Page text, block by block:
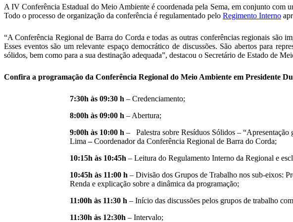
A IV Conferência Estadual do Meio Ambiente é coordenada pela Sema, em conjunto com
Todo o processo de organização da conferência é regulamentado pelo Regimento Interno
“A Conferência Regional de Barra do Corda e todas as outras conferências regionais são
Esses eventos são um relevante espaço democrático de discussões. São abertos para
sólidos, bem como para a sua destinação adequada”, destacou o Secretário de Estado de
Confira a programação da Conferência Regional do Meio Ambiente em Presidente
7:30h às 09:30 h – Credenciamento;
8:00h às 09:00 h – Abertura;
9:00h às 10:00 h – Palestra sobre Resíduos Sólidos –
Lima –Coordenador da Conferência Regional de Barra do Corda;
10:15h às 10:45h – Leitura do Regulamento Interno da Regional e
10:45h às 11:00 h – Divisão dos Grupos de Trabalho nos sub-eixos:
Renda e explicação sobre a dinâmica da programação;
11:00h às 11:30 h – Início das discussões pelos grupos de trabalho
11:30h às 12:30h – Intervalo;